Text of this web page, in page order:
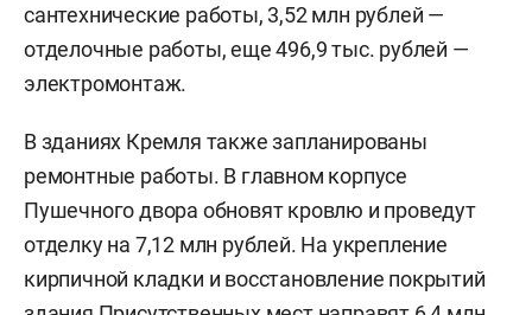
сантехнические работы, 3,52 млн рублей —
отделочные работы, еще 496,9 тыс. рублей —
электромонтаж.
В зданиях Кремля также запланированы
ремонтные работы. В главном корпусе
Пушечного двора обновят кровлю и проведут
отделку на 7,12 млн рублей. На укрепление
кирпичной кладки и восстановление покрытий